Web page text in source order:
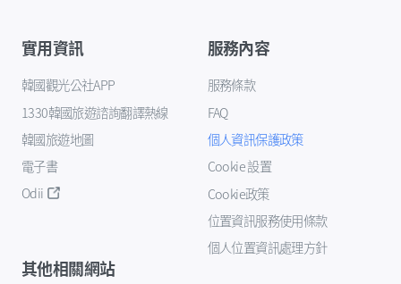
實用資訊
韓國觀光公社APP
1330韓國旅遊諮詢翻譯熱線
韓國旅遊地圖
電子書
Odii
服務內容
服務條款
FAQ
個人資訊保護政策
Cookie 設置
Cookie政策
位置資訊服務使用條款
個人位置資訊處理方針
其他相關網站